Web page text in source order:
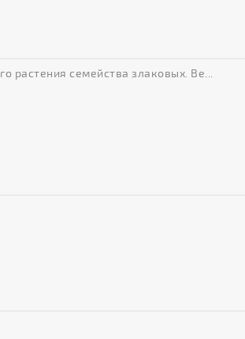
растения семейства злаковых. Ве...